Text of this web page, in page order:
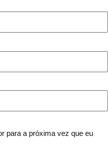
para a próxima vez que eu